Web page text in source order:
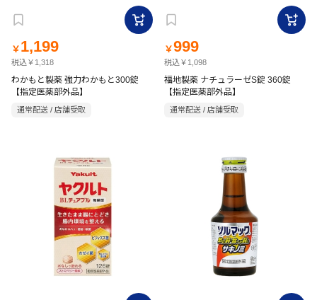
￥ 1,199
税込￥1,318
わかもと製薬 強力わかもと300錠
【指定医薬部外品】
通常配送 / 店舗受取
￥999
税込￥1,098
福地製薬 ナチュラーゼS錠 360錠
【指定医薬部外品】
通常配送 / 店舗受取